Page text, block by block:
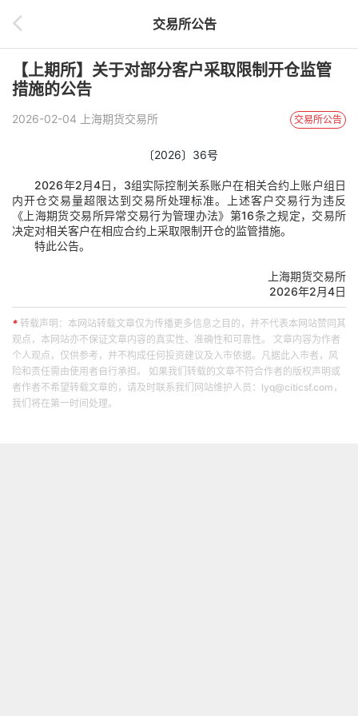
交易所公告
【上期所】关于对部分客户采取限制开仓监管
措施的公告
2026-02-04 上海期货交易所 交易所公告
〔2026〕36号
2026年2月4日，3组实际控制关系账户在相关合约上账户组日
内开仓交易量超限达到交易所处理标准。上述客户交易行为违反
《 上海期货交易所异常交易行为管理办法》第16条之规定，交易所
决定对相关客户在相应合约上采取限制开仓的监管措施。
特此公告。
上海期货交易所
2026年2月4日
* 转载声明：本网站转载文章仅为传播更多信息之目的，并不代表本网站赞同其
观点，本网站亦不保证文章内容的真实性、准确性和可靠性。 文章内容为作者
个人观点，仅供参考，并不构成任何投资建议及入市依据。凡据此入市者，风
险和责任需由使用者自行承担。 如果我们转载的文章不符合作者的版权声明或
者作者不希望转载文章的，请及时联系我们网站维护人员：lyq@citicsf.com，
我们将在第一时间处理。